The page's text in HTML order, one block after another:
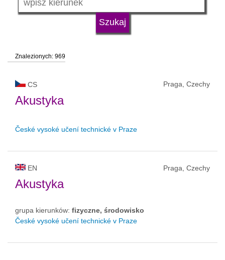
status uczelni
Znalezionych: 969
CS Praga, Czechy
Akustyka
České vysoké učení technické v Praze
EN Praga, Czechy
Akustyka
grupa kierunków: fizyczne, środowisko
České vysoké učení technické v Praze